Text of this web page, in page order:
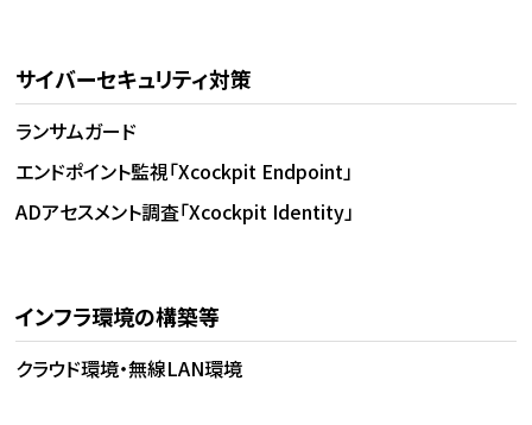
サイバーセキュリティ対策
ランサムガード
エンドポイント監視「Xcockpit Endpoint」
ADアセスメント調査「Xcockpit Identity」
インフラ環境の構築等
クラウド環境・無線LAN環境